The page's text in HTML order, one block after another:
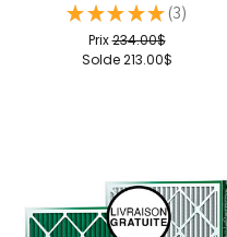
★ ★ ★ ★ ★ 3
3
Prix234.00$
Solde213.00$